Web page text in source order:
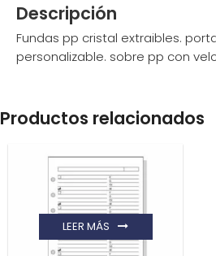
Descripción
Fundas pp cristal extraibles.
personalizable. sobre pp con
Productos relacionados
LEER MÁS